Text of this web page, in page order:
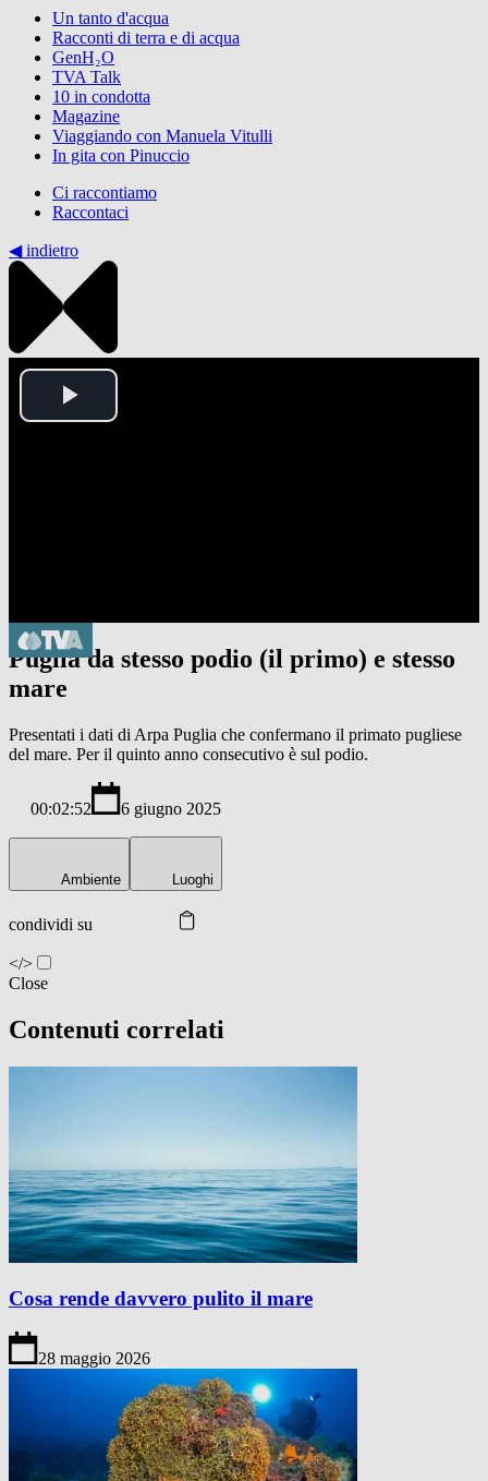
Un tanto d'acqua
Racconti di terra e di acqua
GenH₂O
TVA Talk
10 in condotta
Magazine
Viaggiando con Manuela Vitulli
In gita con Pinuccio
Ci raccontiamo
Raccontaci
◀︎ indietro
Play
Puglia da stesso podio (il primo) e stesso
mare
Presentati i dati di Arpa Puglia che confermano il primato pugliese
del mare. Per il quinto anno consecutivo è sul podio.
00:02:52 6 giugno 2025
Ambiente Luoghi
condividi su
</>
Close
Contenuti correlati
Cosa rende davvero pulito il mare
28 maggio 2026